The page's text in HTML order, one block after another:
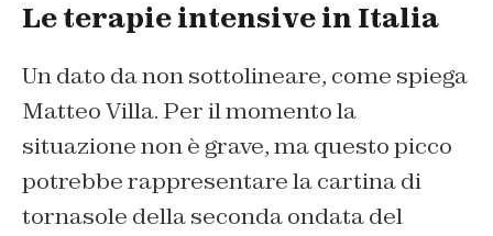
Le terapie intensive in Italia
Un dato da non sottolineare, come spiega
Matteo Villa. Per il momento la
situazione non è grave, ma questo picco
potrebbe rappresentare la cartina di
tornasole della seconda ondata del